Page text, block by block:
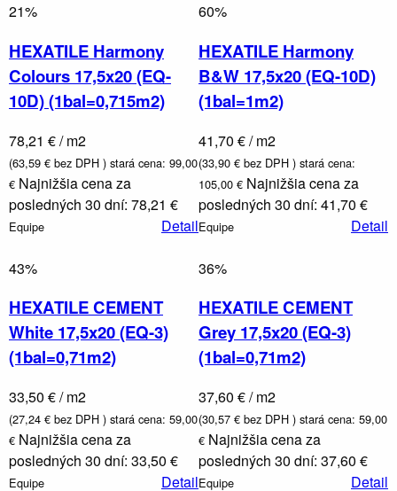
21%
HEXATILE Harmony
Colours 17,5x20 (EQ-
10D) (1bal=0,715m2)
78,21 € / m2
(63,59 € bez DPH ) stará cena: 99,00
€ Najnižšia cena za
posledných 30 dní: 78,21 €
Equipe Detail
60%
HEXATILE Harmony
B&W 17,5x20 (EQ-10D)
(1bal=1m2)
41,70 € / m2
(33,90 € bez DPH ) stará cena:
105,00 € Najnižšia cena za
posledných 30 dní: 41,70 €
Equipe Detail
43%
HEXATILE CEMENT
White 17,5x20 (EQ-3)
(1bal=0,71m2)
33,50 € / m2
(27,24 € bez DPH ) stará cena: 59,00
€ Najnižšia cena za
posledných 30 dní: 33,50 €
Equipe Detail
36%
HEXATILE CEMENT
Grey 17,5x20 (EQ-3)
(1bal=0,71m2)
37,60 € / m2
(30,57 € bez DPH ) stará cena: 59,00
€ Najnižšia cena za
posledných 30 dní: 37,60 €
Equipe Detail